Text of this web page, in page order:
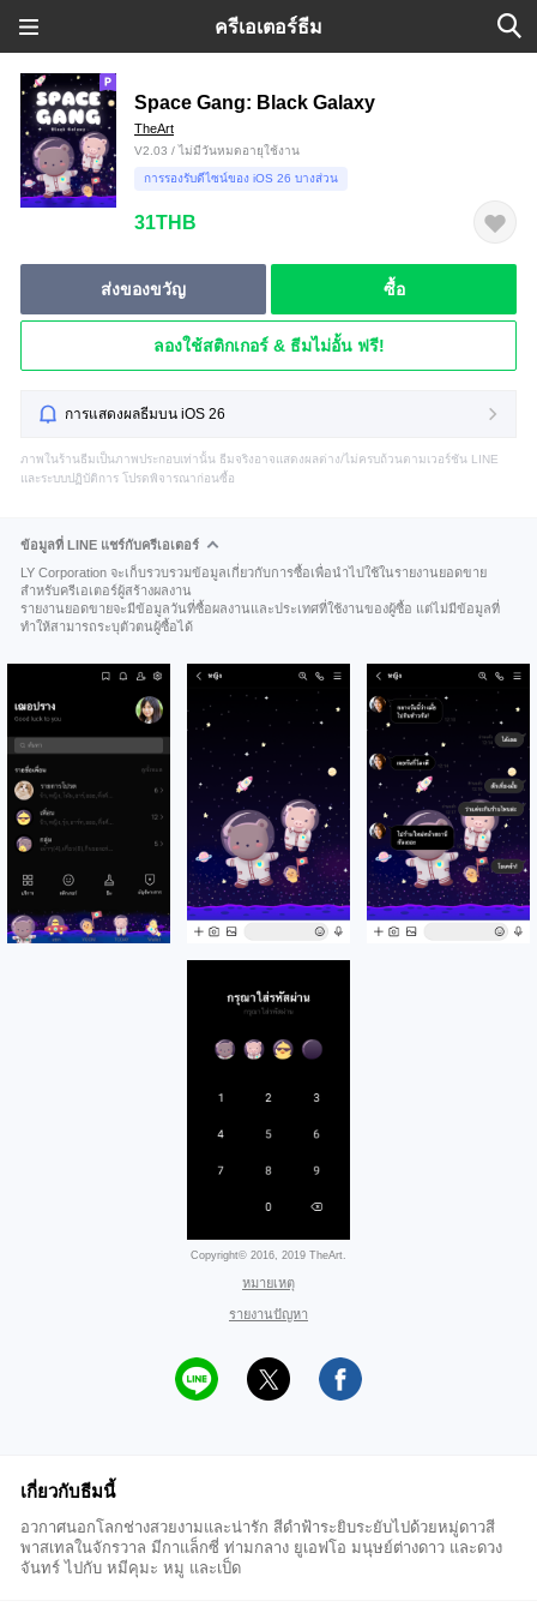
ครีเอเตอร์ธีม
Space Gang: Black Galaxy
TheArt
V2.03 / ไม่มีวันหมดอายุใช้งาน
การรองรับดีไซน์ของ iOS 26 บางส่วน
31THB
ส่งของขวัญ ซื้อ
ลองใช้สติกเกอร์ & ธีมไม่อั้น ฟรี!
การแสดงผลธีมบน iOS 26
ภาพในร้านธีมเป็นภาพประกอบเท่านั้น ธีมจริงอาจแสดงผลต่าง/ไม่ครบถ้วนตามเวอร์ชัน LINE
และระบบปฏิบัติการ โปรดพิจารณาก่อนซื้อ
ข้อมูลที่ LINE แชร์กับครีเอเตอร์
LY Corporation จะเก็บรวบรวมข้อมูลเกี่ยวกับการซื้อเพื่อนำไปใช้ในรายงานยอดขาย
สำหรับครีเอเตอร์ผู้สร้างผลงาน
รายงานยอดขายจะมีข้อมูลวันที่ซื้อผลงานและประเทศที่ใช้งานของผู้ซื้อ แต่ไม่มีข้อมูลที่
ทำให้สามารถระบุตัวตนผู้ซื้อได้
Copyright© 2016, 2019 TheArt.
หมายเหตุ
รายงานปัญหา
เกี่ยวกับธีมนี้
อวกาศนอกโลกช่างสวยงามและน่ารัก สีดำฟ้าระยิบระยับไปด้วยหมู่ดาวสี
พาสเทลในจักรวาล มีกาแล็กซี่ ท่ามกลาง ยูเอฟโอ มนุษย์ต่างดาว และดวง
จันทร์ ไปกับ หมีคุมะ หมู และเป็ด